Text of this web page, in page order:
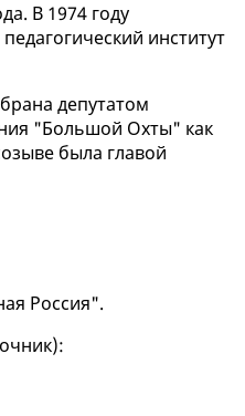
В 1974 году
институт
депутатом
"Большой Охты" как
была главой
Россия".
):